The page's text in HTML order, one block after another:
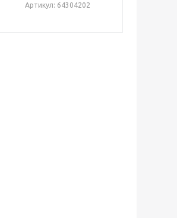
Артикул: 64304202